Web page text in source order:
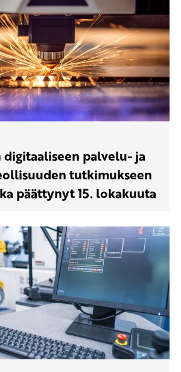
digitaaliseen palvelu- ja
tutkimukseen
päättynyt 15. lokakuuta